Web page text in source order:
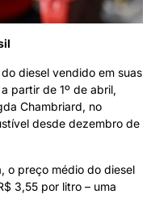
diesel vendido em suas
partir de 1º de abril,
Chambriard, no
desde dezembro de
o preço médio do diesel
3,55 por litro – uma